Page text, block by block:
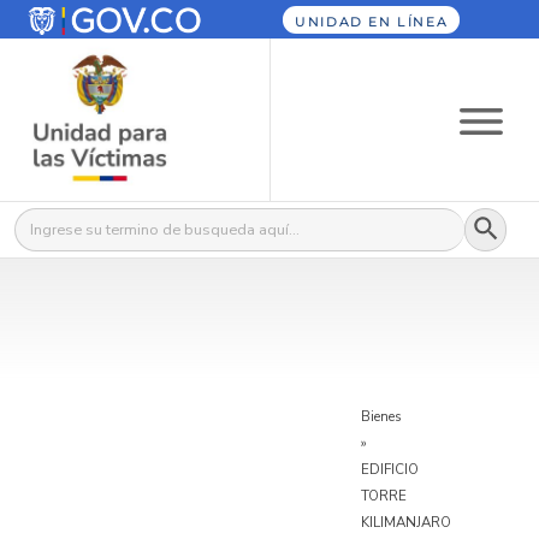
UNIDAD EN LÍNEA
Buscar: Botón
Bienes
»
EDIFICIO
TORRE
KILIMANJARO